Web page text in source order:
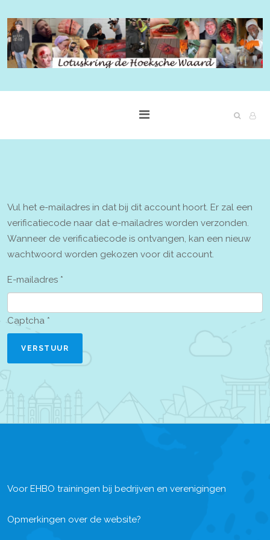
Vul het e-mailadres in dat bij dit account hoort. Er zal een
verificatiecode naar dat e-mailadres worden verzonden.
Wanneer de verificatiecode is ontvangen, kan een nieuw
wachtwoord worden gekozen voor dit account.
E-mailadres *
Captcha *
VERSTUUR
Voor EHBO trainingen bij bedrijven en verenigingen
Opmerkingen over de website?